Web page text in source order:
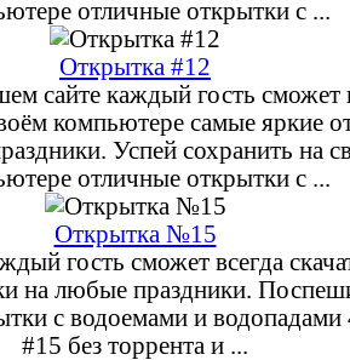
отличные открытки с ...
Открытка #12
сайте каждый гость сможет
компьютере самые яркие
Успей сохранить на
отличные открытки с ...
Открытка №15
гость сможет всегда
на любые праздники.
с водоемами и
#15 без торрента и ...